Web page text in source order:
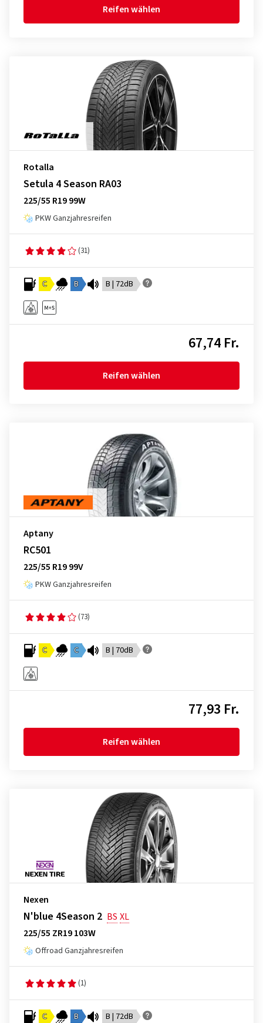
Reifen wählen
Rotalla
Setula 4 Season RA03
225/55 R19 99W
PKW Ganzjahresreifen
(31)
C B B | 72dB
67,74 Fr.
Reifen wählen
Aptany
RC501
225/55 R19 99V
PKW Ganzjahresreifen
(73)
C C B | 70dB
77,93 Fr.
Reifen wählen
Nexen
N'blue 4Season 2 BS XL
225/55 ZR19 103W
Offroad Ganzjahresreifen
(1)
C B B | 72dB